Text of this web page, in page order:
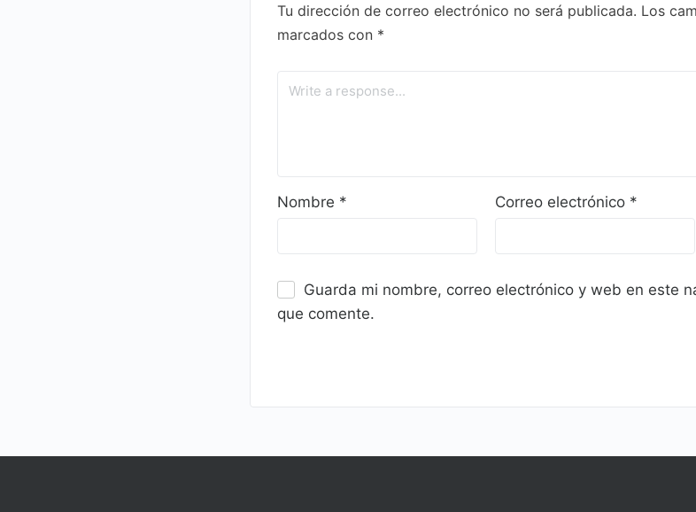
Tu dirección de correo electrónico no será publicada. Los
marcados con *
Nombre * Correo electrónico *
Guarda mi nombre, correo electrónico y web en este
que comente.